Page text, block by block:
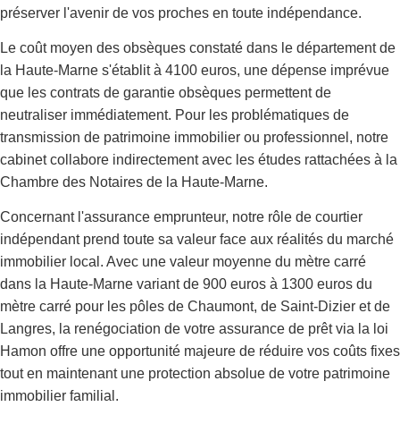
préserver l'avenir de vos proches en toute indépendance.
Le coût moyen des obsèques constaté dans le département de
la Haute-Marne s'établit à 4100 euros, une dépense imprévue
que les contrats de garantie obsèques permettent de
neutraliser immédiatement. Pour les problématiques de
transmission de patrimoine immobilier ou professionnel, notre
cabinet collabore indirectement avec les études rattachées à la
Chambre des Notaires de la Haute-Marne.
Concernant l'assurance emprunteur, notre rôle de courtier
indépendant prend toute sa valeur face aux réalités du marché
immobilier local. Avec une valeur moyenne du mètre carré
dans la Haute-Marne variant de 900 euros à 1300 euros du
mètre carré pour les pôles de Chaumont, de Saint-Dizier et de
Langres, la renégociation de votre assurance de prêt via la loi
Hamon offre une opportunité majeure de réduire vos coûts fixes
tout en maintenant une protection absolue de votre patrimoine
immobilier familial.